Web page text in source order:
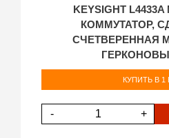
KEYSIGHT
КОММУТАТОР,
СЧЕТВЕРЕННАЯ
КУПИТЬ В 1
- +